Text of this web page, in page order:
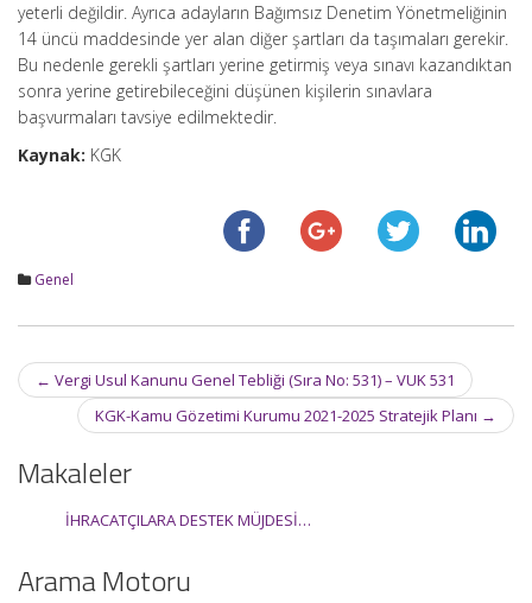
yeterli değildir. Ayrıca adayların Bağımsız Denetim Yönetmeliğinin
14 üncü maddesinde yer alan diğer şartları da taşımaları gerekir.
Bu nedenle gerekli şartları yerine getirmiş veya sınavı kazandıktan
sonra yerine getirebileceğini düşünen kişilerin sınavlara
başvurmaları tavsiye edilmektedir.
Kaynak: KGK
Genel
Post
navigation
← Vergi Usul Kanunu Genel Tebliği (Sıra No: 531) – VUK 531
KGK-Kamu Gözetimi Kurumu 2021-2025 Stratejik Planı →
Makaleler
İHRACATÇILARA DESTEK MÜJDESİ…
Arama Motoru